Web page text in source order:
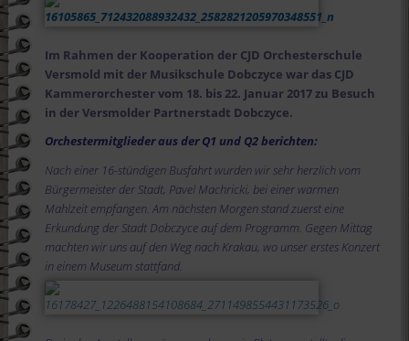
Im Rahmen der Kooperation der CJD Orchesterschule
Versmold mit der Musikschule Dobczyce war das CJD
Kammerorchester vom 18. bis 22. Januar 2017 zu Besuch
in der Versmolder Partnerstadt Dobczyce.
Orchestermitglieder aus der Q1 und Q2 berichten:
Nach einer 16-stündigen Busfahrt wurden wir sehr herzlich vom
Bürgermeister der Stadt, Pavel Machricki, bei einer warmen
Mahlzeit empfangen. Am nächsten Morgen stand zuerst eine
Erkundung der Stadt Dobczyce auf dem Programm. Gegen Mittag
machten wir uns auf den Weg nach Krakau, wo unser erstes Konzert
in einem Museum stattfand.